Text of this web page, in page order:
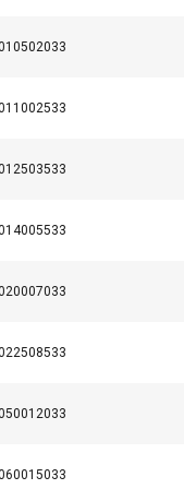
Deze
We gebruiken
delen ook
kunnen